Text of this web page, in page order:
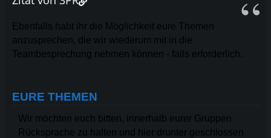
Ebenfalls habt ihr die Möglichkeit eure Themen
anzusprechen, die wir wiederum mit in die
Teambesprechung nehmen können - falls erforderlich.
EURE THEMEN
Wir möchten euch bitten, innerhalb eurer Gruppen
Rücksprache zu halten und hier drunter geschlossen